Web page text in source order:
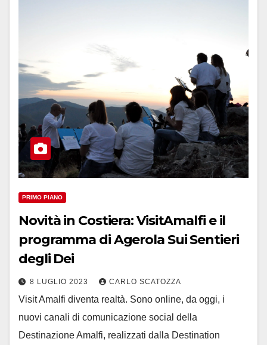
PRIMO PIANO
Novità in Costiera: VisitAmalfi e il
programma di Agerola Sui Sentieri
degli Dei
8 LUGLIO 2023 CARLO SCATOZZA
Visit Amalfi diventa realtà. Sono online, da oggi, i
nuovi canali di comunicazione social della
Destinazione Amalfi, realizzati dalla Destination